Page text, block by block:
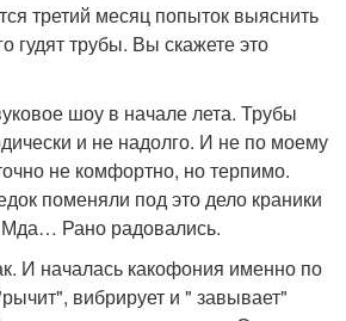
третий месяц попыток выяснить
гудят трубы. Вы скажете это
шоу в начале лета. Трубы
и не надолго. И не по моему
не комфортно, но терпимо.
поменяли под это дело краники
Мда… Рано радовались.
И началась какофония именно по
вибрирует и " завывает"